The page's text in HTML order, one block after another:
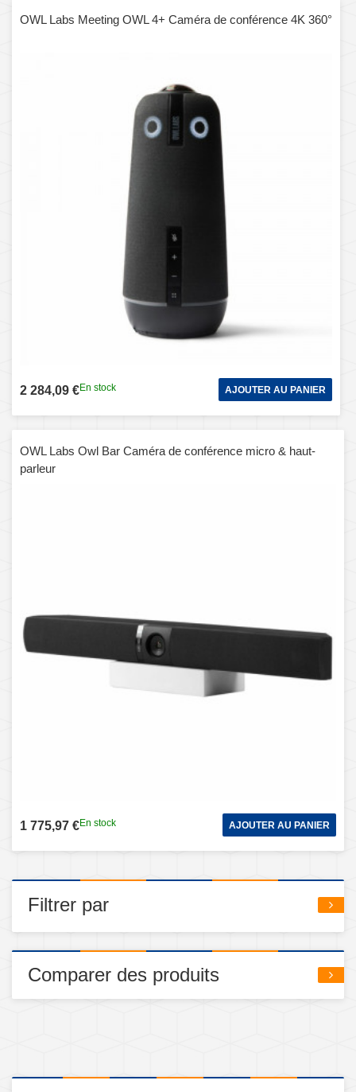
OWL Labs Meeting OWL 4+ Caméra de conférence 4K 360°
2 284,09 €En stock AJOUTER AU PANIER
OWL Labs Owl Bar Caméra de conférence micro & haut-
parleur
1 775,97 €En stock AJOUTER AU PANIER
Filtrer par
Comparer des produits